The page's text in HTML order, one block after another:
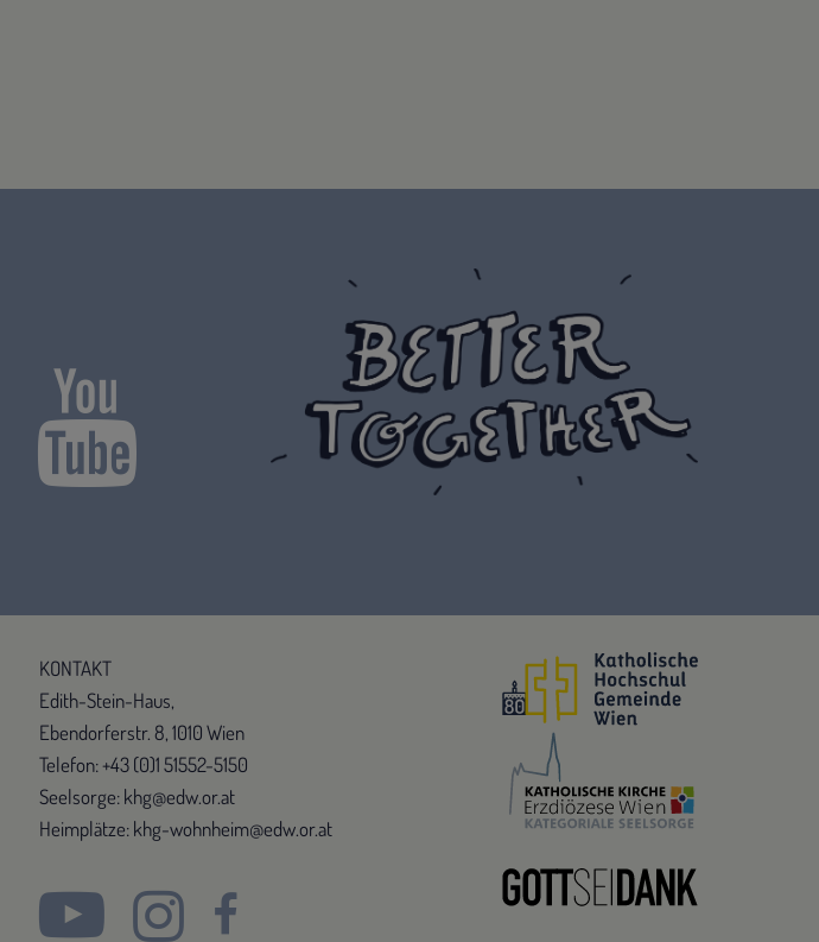
KONTAKT
Edith-Stein-Haus,
Ebendorferstr. 8, 1010 Wien
Telefon: +43 (0)1 51552-5150
Seelsorge: khg@edw.or.at
Heimplätze: khg-wohnheim@edw.or.at